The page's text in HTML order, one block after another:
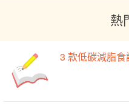
熱
3 款低碳減脂食